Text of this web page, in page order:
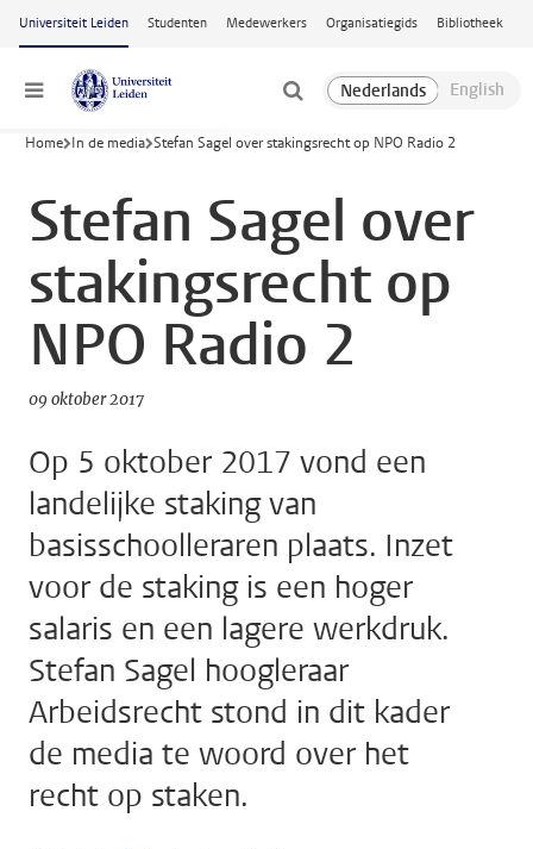
Ga naar hoofdinhoud
Universiteit Leiden Studenten Medewerkers Organisatiegids Bibliotheek
Menu
Home In de media Stefan Sagel over stakingsrecht op NPO Radio 2
Stefan Sagel over
stakingsrecht op
NPO Radio 2
09 oktober 2017
Op 5 oktober 2017 vond een
landelijke staking van
basisschoolleraren plaats. Inzet
voor de staking is een hoger
salaris en een lagere werkdruk.
Stefan Sagel hoogleraar
Arbeidsrecht stond in dit kader
de media te woord over het
recht op staken.